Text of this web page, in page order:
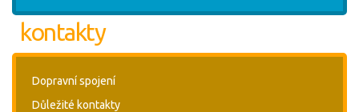
kontakty
Dopravní spojení
Důležité kontakty